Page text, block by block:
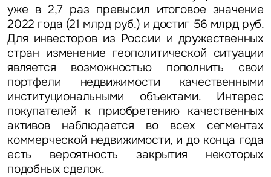
уже в 2,7 раз превысил итоговое значение
2022 года (21 млрд руб.) и достиг 56 млрд руб.
Для инвесторов из России и дружественных
стран изменение геополитической ситуации
является возможностью пополнить свои
портфели недвижимости качественными
институциональными объектами. Интерес
покупателей к приобретению качественных
активов наблюдается во всех сегментах
коммерческой недвижимости, и до конца года
есть вероятность закрытия некоторых
подобных сделок.